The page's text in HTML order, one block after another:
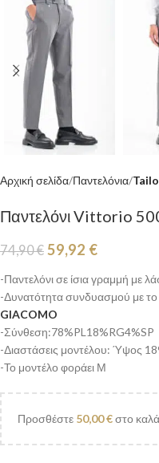
Αρχική σελίδα Παντελόνια
Παντελόνι Vittorio
74,90€ 59,92 €
-Παντελόνι σε ίσια γραμμή με
-Δυνατότητα συνδυασμού με το
GIACOMO
-Σύνθεση:78%PL18%RG4%SP
-Διαστάσεις μοντέλου: Ύψος
-Το μοντέλο φοράει Μ
Προσθέστε 50,00€στο